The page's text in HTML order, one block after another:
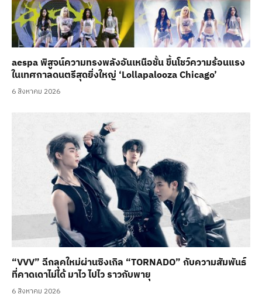
aespa พิสูจน์ความทรงพลังอันเหนือชั้น ขึ้นโชว์ความร้อนแรง
ในเทศกาลดนตรีสุดยิ่งใหญ่ ‘Lollapalooza Chicago’
6 สิงหาคม 2026
“VVV” ฉีกลุคใหม่ผ่านซิงเกิล “TORNADO” กับความสัมพันธ์
ที่คาดเดาไม่ได้ มาไว ไปไว ราวกับพายุ
6 สิงหาคม 2026